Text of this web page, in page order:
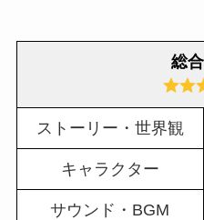
総
ストーリー・世界観
キャラクター
サウンド・BGM